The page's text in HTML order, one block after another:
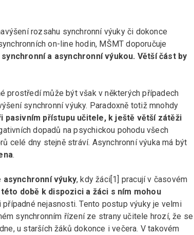
rozsahu synchronní výuky či dokonce
on-line hodin, MŠMT doporučuje
a asynchronní výukou. Větší část by
prostředí může být však v některých případech
synchronní výuky. Paradoxně totiž mnohdy
pasivním přístupu učitele, k ještě větší zátěži
dopadů na psychickou pohodu všech
celé dny stejně stráví. Asynchronní výuka má být
.
asynchronní výuky, kdy žáci[1] pracují v časovém
době k dispozici a žáci s ním mohou
nejasnosti. Tento postup výuky je velmi
synchronním řízení ze strany učitele hrozí, že se
u starších žáků dokonce i večera. V takovém